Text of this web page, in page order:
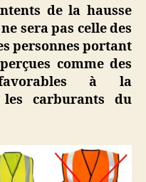
les
gilets
oranges
ne
seront
pas
de la hausse
sera pas celle des
personnes portant
comme des
favorables à la
carburants du